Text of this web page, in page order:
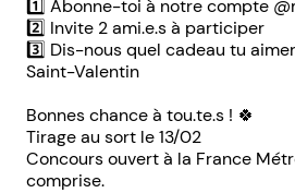
1️⃣ Abonne-toi à notre compte
2️⃣ Invite 2 ami.e.s à participer
3️⃣ Dis-nous quel cadeau tu
Saint-Valentin
Bonnes chance à tou.te.s ! 🍀
Tirage au sort le 13/02
Concours ouvert à la France
comprise.